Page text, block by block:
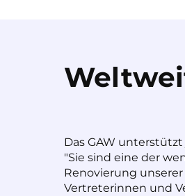
Das GAW unterstützt
"Sie sind eine der
Renovierung
Vertreterinnen und